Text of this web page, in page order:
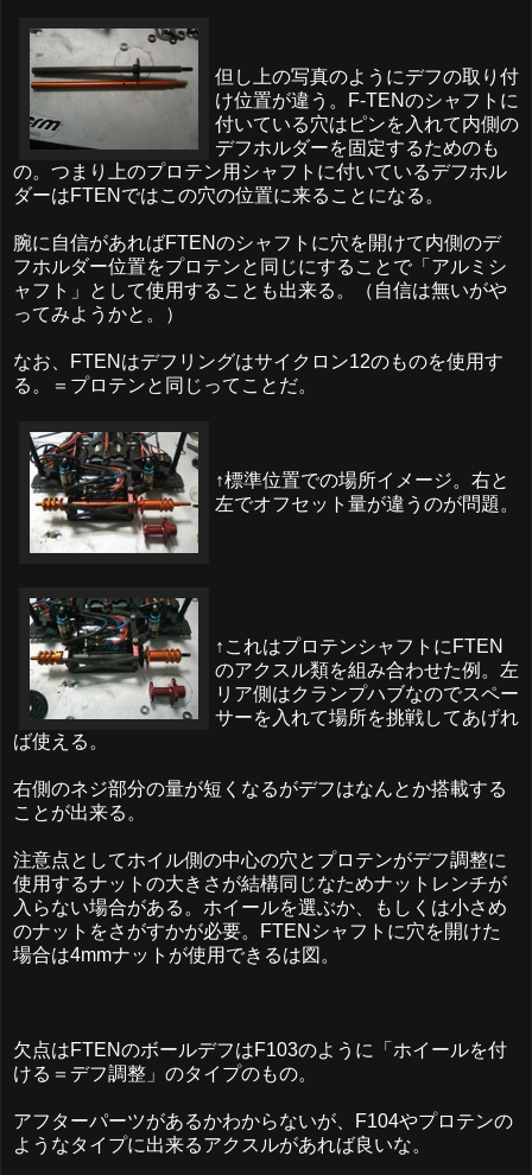
但し上の写真のようにデフの取り付
け位置が違う。F-TENのシャフトに
付いている穴はピンを入れて内側の
デフホルダーを固定するためのも
の。つまり上のプロテン用シャフトに付いているデフホル
ダーはFTENではこの穴の位置に来ることになる。
腕に自信があればFTENのシャフトに穴を開けて内側のデ
フホルダー位置をプロテンと同じにすることで「アルミシ
ャフト」として使用することも出来る。（自信は無いがや
ってみようかと。）
なお、FTENはデフリングはサイクロン12のものを使用す
る。＝プロテンと同じってことだ。
↑標準位置での場所イメージ。右と
左でオフセット量が違うのが問題。
↑これはプロテンシャフトにFTEN
のアクスル類を組み合わせた例。左
リア側はクランプハブなのでスペー
サーを入れて場所を挑戦してあげれ
ば使える。
右側のネジ部分の量が短くなるがデフはなんとか搭載する
ことが出来る。
注意点としてホイル側の中心の穴とプロテンがデフ調整に
使用するナットの大きさが結構同じなためナットレンチが
入らない場合がある。ホイールを選ぶか、もしくは小さめ
のナットをさがすかが必要。FTENシャフトに穴を開けた
場合は4mmナットが使用できるは図。
欠点はFTENのボールデフはF103のように「ホイールを付
ける＝デフ調整」のタイプのもの。
アフターパーツがあるかわからないが、F104やプロテンの
ようなタイプに出来るアクスルがあれば良いな。